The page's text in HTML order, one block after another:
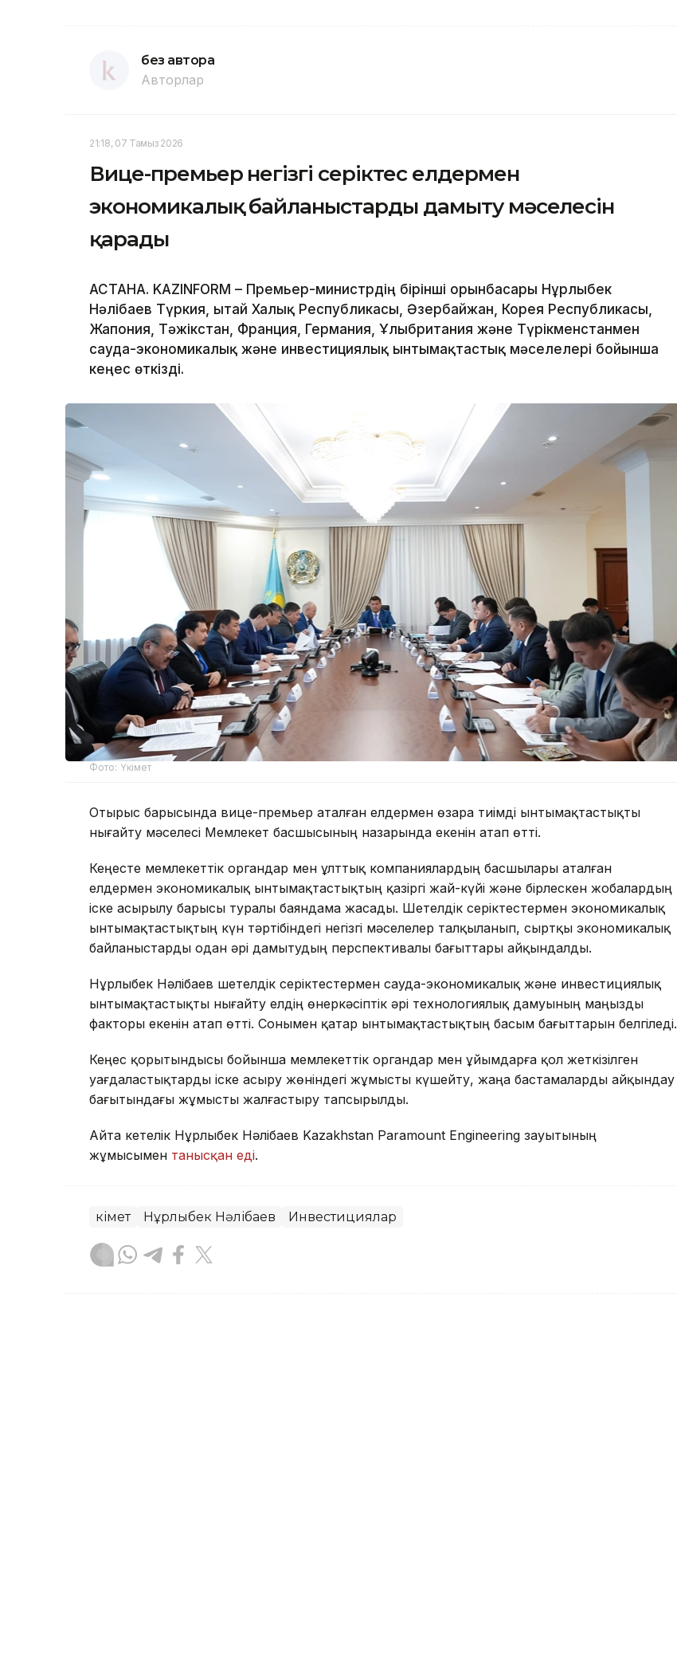
без автора
Авторлар
21:18, 07 Тамыз 2026
Вице-премьер негізгі серіктес елдермен
экономикалық байланыстарды дамыту мәселесін
қарады
АСТАНА. KAZINFORM – Премьер-министрдің бірінші орынбасары Нұрлыбек
Нәлібаев Түркия, Қытай Халық Республикасы, Әзербайжан, Корея Республикасы,
Жапония, Тәжікстан, Франция, Германия, Ұлыбритания және Түрікменстанмен
сауда-экономикалық және инвестициялық ынтымақтастық мәселелері бойынша
кеңес өткізді.
Фото: Үкімет
Отырыс барысында вице-премьер аталған елдермен өзара тиімді ынтымақтастықты
нығайту мәселесі Мемлекет басшысының назарында екенін атап өтті.
Кеңесте мемлекеттік органдар мен ұлттық компаниялардың басшылары аталған
елдермен экономикалық ынтымақтастықтың қазіргі жай-күйі және бірлескен жобалардың
іске асырылу барысы туралы баяндама жасады. Шетелдік серіктестермен экономикалық
ынтымақтастықтың күн тәртібіндегі негізгі мәселелер талқыланып, сыртқы экономикалық
байланыстарды одан әрі дамытудың перспективалы бағыттары айқындалды.
Нұрлыбек Нәлібаев шетелдік серіктестермен сауда-экономикалық және инвестициялық
ынтымақтастықты нығайту елдің өнеркәсіптік әрі технологиялық дамуының маңызды
факторы екенін атап өтті. Сонымен қатар ынтымақтастықтың басым бағыттарын белгіледі.
Кеңес қорытындысы бойынша мемлекеттік органдар мен ұйымдарға қол жеткізілген
уағдаластықтарды іске асыру жөніндегі жұмысты күшейту, жаңа бастамаларды айқындау
бағытындағы жұмысты жалғастыру тапсырылды.
Айта кетелік Нұрлыбек Нәлібаев Kazakhstan Paramount Engineering зауытының
жұмысымен танысқан еді.
Үкімет Нұрлыбек Нәлібаев Инвестициялар